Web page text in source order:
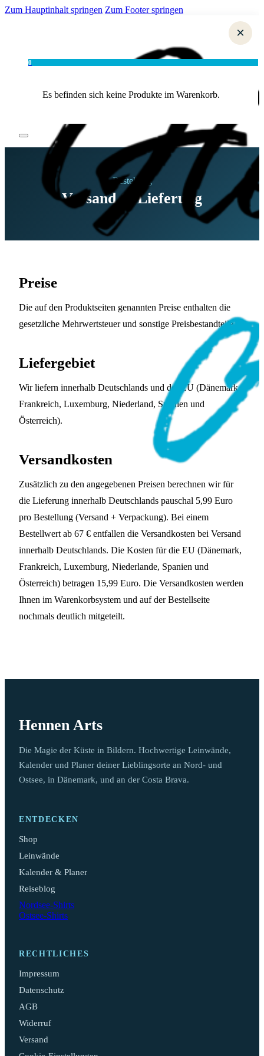
Zum Hauptinhalt springen Zum Footer springen
0
Es befinden sich keine Produkte im Warenkorb.
×
Bestellung
Versand & Lieferung
Preise
Die auf den Produktseiten genannten Preise enthalten die
gesetzliche Mehrwertsteuer und sonstige Preisbestandteile.
Liefergebiet
Wir liefern innerhalb Deutschlands und der EU (Dänemark,
Frankreich, Luxemburg, Niederland, Spanien und
Österreich).
Versandkosten
Zusätzlich zu den angegebenen Preisen berechnen wir für
die Lieferung innerhalb Deutschlands pauschal 5,99 Euro
pro Bestellung (Versand + Verpackung). Bei einem
Bestellwert ab 67 € entfallen die Versandkosten bei Versand
innerhalb Deutschlands. Die Kosten für die EU (Dänemark,
Frankreich, Luxemburg, Niederlande, Spanien und
Österreich) betragen 15,99 Euro. Die Versandkosten werden
Ihnen im Warenkorbsystem und auf der Bestellseite
nochmals deutlich mitgeteilt.
Hennen Arts
Die Magie der Küste in Bildern. Hochwertige Leinwände,
Kalender und Planer deiner Lieblingsorte an Nord- und
Ostsee, in Dänemark, und an der Costa Brava.
ENTDECKEN
Shop
Leinwände
Kalender & Planer
Reiseblog
Nordsee-Shirts
Ostsee-Shirts
RECHTLICHES
Impressum
Datenschutz
AGB
Widerruf
Versand